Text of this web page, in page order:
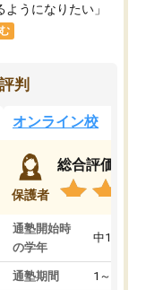
うになりたい」
判
オンライン校
保護者
総合評価
通塾開始時
の学年
中1
通塾期間 1～3ヵ月